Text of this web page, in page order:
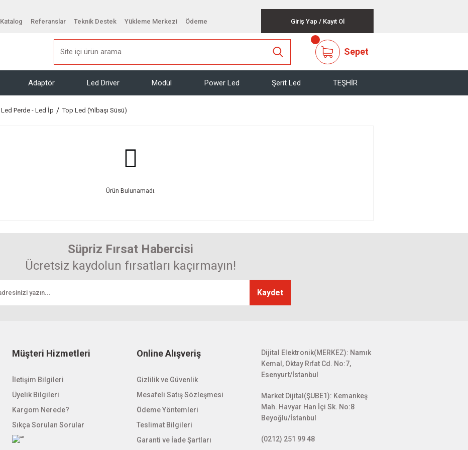
Katalog Referanslar Teknik Destek Yükleme Merkezi Ödeme Giriş Yap / Kayıt Ol
Sepet
Adaptör Led Driver Modül Power Led Şerit Led TEŞHİR
Led Perde - Led İp Top Led (Yılbaşı Süsü)
Ürün Bulunamadı.
Süpriz Fırsat Habercisi
Ücretsiz kaydolun fırsatları kaçırmayın!
Kaydet
Müşteri Hizmetleri
İletişim Bilgileri
Üyelik Bilgileri
Kargom Nerede?
Sıkça Sorulan Sorular
Online Alışveriş
Gizlilik ve Güvenlik
Mesafeli Satış Sözleşmesi
Ödeme Yöntemleri
Teslimat Bilgileri
Garanti ve İade Şartları
Dijital Elektronik(MERKEZ): Namık
Kemal, Oktay Rıfat Cd. No:7,
Esenyurt/İstanbul
Market Dijital(ŞUBE1): Kemankeş
Mah. Havyar Han İçi Sk. No:8
Beyoğlu/İstanbul
(0212) 251 99 48